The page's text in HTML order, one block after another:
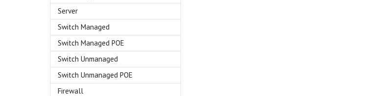
Server
Switch Managed
Switch Managed POE
Switch Unmanaged
Switch Unmanaged POE
Firewall